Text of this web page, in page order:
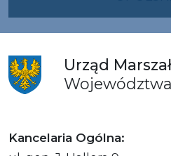
Urząd
Województwa
Kancelaria Ogólna: